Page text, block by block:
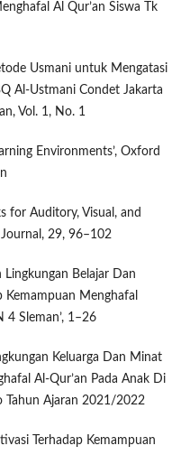
Al Qur’an Siswa Tk
Usmani untuk Mengatasi
Al-Ustmani Condet Jakarta
Vol. 1, No. 1
Environments’, Oxford
for Auditory, Visual, and
Journal, 29, 96–102
Lingkungan Belajar Dan
Kemampuan Menghafal
4 Sleman’, 1–26
Keluarga Dan Minat
Al-Qur’an Pada Anak Di
Tahun Ajaran 2021/2022
Terhadap Kemampuan